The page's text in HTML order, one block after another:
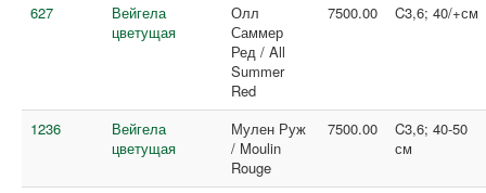
627
Вейгела
цветущая
Олл
Саммер
Ред / All
Summer
Red
7500.00 C3,6; 40/+см
1236
Вейгела
цветущая
Мулен Руж
/ Moulin
Rouge
7500.00
C3,6; 40-50
см